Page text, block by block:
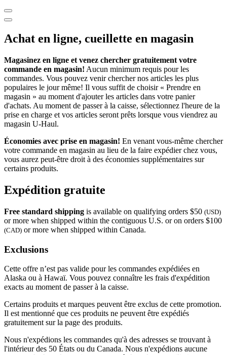
Achat en ligne, cueillette en magasin
Magasinez en ligne et venez chercher gratuitement votre
commande en magasin! Aucun minimum requis pour les
commandes. Vous pouvez venir chercher nos articles les plus
populaires le jour même! Il vous suffit de choisir « Prendre en
magasin » au moment d'ajouter les articles dans votre panier
d'achats. Au moment de passer à la caisse, sélectionnez l'heure de la
prise en charge et vos articles seront prêts lorsque vous viendrez au
magasin U-Haul.
Économies avec prise en magasin! En venant vous-même chercher
votre commande en magasin au lieu de la faire expédier chez vous,
vous aurez peut-être droit à des économies supplémentaires sur
certains produits.
Expédition gratuite
Free standard shipping is available on qualifying orders $50 (USD)
or more when shipped within the contiguous U.S. or on orders $100
(CAD) or more when shipped within Canada.
Exclusions
Cette offre n’est pas valide pour les commandes expédiées en
Alaska ou à Hawaï. Vous pouvez connaître les frais d'expédition
exacts au moment de passer à la caisse.
Certains produits et marques peuvent être exclus de cette promotion.
Il est mentionné que ces produits ne peuvent être expédiés
gratuitement sur la page des produits.
Nous n'expédions les commandes qu'à des adresses se trouvant à
l'intérieur des 50 États ou du Canada. Nous n'expédions aucune